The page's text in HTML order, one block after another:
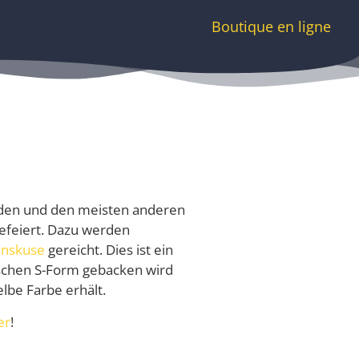
Boutique en ligne
und den meisten anderen
Dazu werden
gereicht. Dies ist ein
S-Form gebacken wird
Farbe erhält.
!